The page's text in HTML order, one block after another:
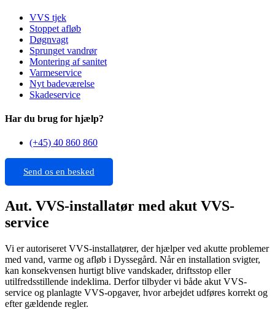
VVS tjek
Stoppet afløb
Døgnvagt
Sprunget vandrør
Montering af sanitet
Varmeservice
Nyt badeværelse
Skadeservice
Har du brug for hjælp?
(+45) 40 860 860
Send os en besked
Aut. VVS-installatør med akut VVS-
service
Vi er autoriseret VVS-installatører, der hjælper ved akutte problemer
med vand, varme og afløb i Dyssegård. Når en installation svigter,
kan konsekvensen hurtigt blive vandskader, driftsstop eller
utilfredsstillende indeklima. Derfor tilbyder vi både akut VVS-
service og planlagte VVS-opgaver, hvor arbejdet udføres korrekt og
efter gældende regler.